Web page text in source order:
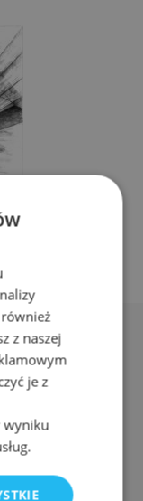
505
z naszej
je z
wyniku